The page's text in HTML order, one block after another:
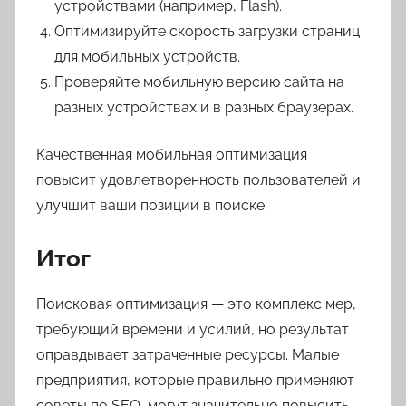
устройствами (например, Flash).
Оптимизируйте скорость загрузки страниц
для мобильных устройств.
Проверяйте мобильную версию сайта на
разных устройствах и в разных браузерах.
Качественная мобильная оптимизация
повысит удовлетворенность пользователей и
улучшит ваши позиции в поиске.
Итог
Поисковая оптимизация — это комплекс мер,
требующий времени и усилий, но результат
оправдывает затраченные ресурсы. Малые
предприятия, которые правильно применяют